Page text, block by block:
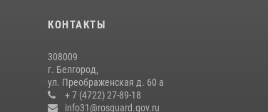
КОНТАКТЫ
308009
г. Белгород,
ул. Преображенская д. 60 а
+ 7 (4722) 27-89-18
info31@rosguard.gov.ru